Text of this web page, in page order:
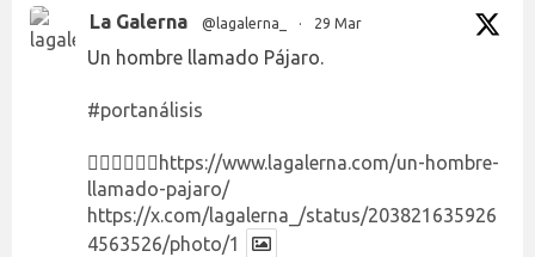
La Galerna @lagalerna_ · 29 Mar
Un hombre llamado Pájaro.
#portanálisis
👉🏻👉🏻👉🏻 https://www.lagalerna.com/un-hombre-
llamado-pajaro/
https://x.com/lagalerna_/status/203821635926
4563526/photo/1